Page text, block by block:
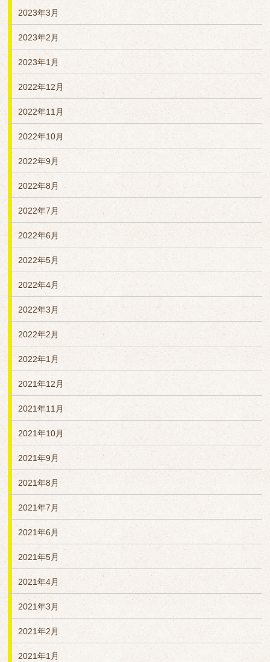
2023年3月
2023年2月
2023年1月
2022年12月
2022年11月
2022年10月
2022年9月
2022年8月
2022年7月
2022年6月
2022年5月
2022年4月
2022年3月
2022年2月
2022年1月
2021年12月
2021年11月
2021年10月
2021年9月
2021年8月
2021年7月
2021年6月
2021年5月
2021年4月
2021年3月
2021年2月
2021年1月